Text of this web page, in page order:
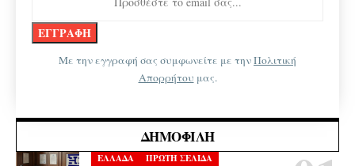
Με την εγγραφή σας συμφωνείτε με τηνΠολιτική
Απορρήτου μας.
ΔΗΜΟΦΙΛΉ
ΕΛΛΑΔΑ ΠΡΩΤΗ ΣΕΛΙΔΑ